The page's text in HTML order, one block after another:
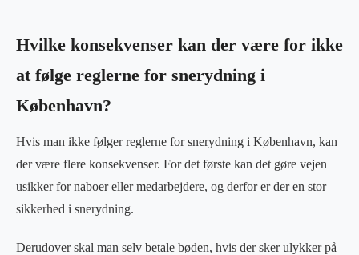
Hvilke konsekvenser kan der være for ikke
at følge reglerne for snerydning i
København?
Hvis man ikke følger reglerne for snerydning i København, kan
der være flere konsekvenser. For det første kan det gøre vejen
usikker for naboer eller medarbejdere, og derfor er der en stor
sikkerhed i snerydning.
Derudover skal man selv betale bøden, hvis der sker ulykker på